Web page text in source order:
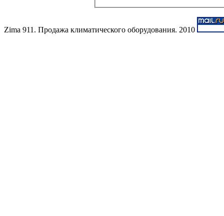
Zima 911. Продажа климатического оборудования. 2010